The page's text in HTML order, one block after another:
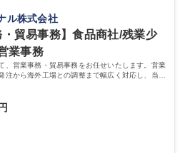
ける方の増員募集となります。 募集
・健康経営推進・労務管理/創業80年老
る方■Excelや労務管理システムの実務
ル株式会社
貿易事務】食品商社/残業少
業事務
、営業事務・貿易事務をお任せいたします。営業
から海外工場との調整まで幅広く対応し、当社